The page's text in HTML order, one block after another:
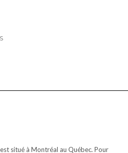
situé à Montréal au Québec. Pour